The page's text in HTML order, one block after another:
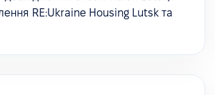
RE:Ukraine Housing Lutsk та